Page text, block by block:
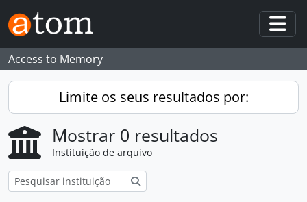
Skip to main content
Access to Memory
Limite os seus resultados por:
Mostrar 0 resultados
Instituição de arquivo